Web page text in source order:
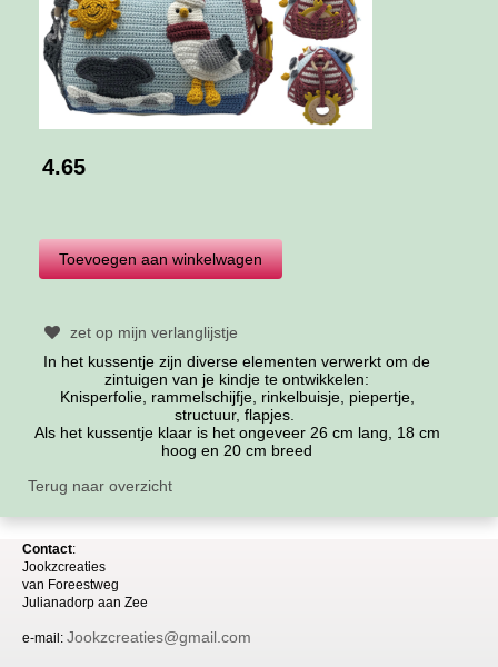
4.65
zet op mijn verlanglijstje
In het kussentje zijn diverse elementen verwerkt om de
zintuigen van je kindje te ontwikkelen:
Knisperfolie, rammelschijfje, rinkelbuisje, piepertje,
structuur, flapjes.
Als het kussentje klaar is het ongeveer 26 cm lang, 18 cm
hoog en 20 cm breed
Terug naar overzicht
Contact:
Jookzcreaties
van Foreestweg
Julianadorp aan Zee
e-mail: Jookzcreaties@gmail.com